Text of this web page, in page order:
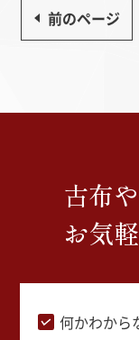
前のページ
古布
お気
何かわから